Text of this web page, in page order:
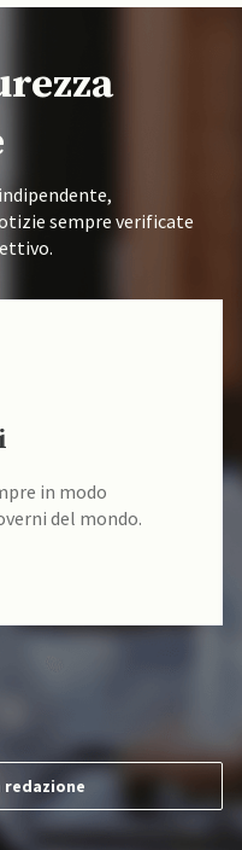
sempre verificate
in modo
del mondo.
redazione